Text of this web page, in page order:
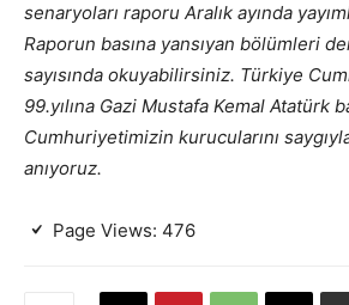
senaryoları raporu Aralık ayında
Raporun basına yansıyan bölümleri
sayısında okuyabilirsiniz. Türkiye
99.yılına Gazi Mustafa Kemal Atatürk
Cumhuriyetimizin kurucularını
anıyoruz.
Page Views: 476